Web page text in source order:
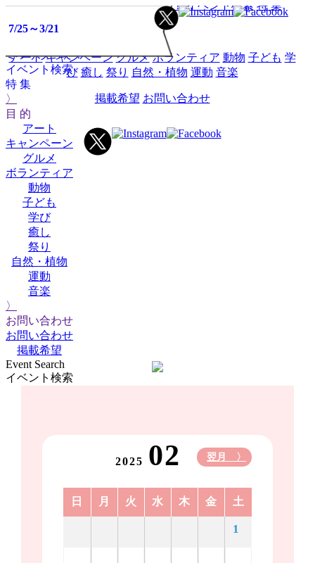
ミツケタって？
イベント検索
特 集
〉
目 的
アート
キャンペーン
グルメ
ボランティア
動物
子ども
学び
癒し
祭り
自然・植物
運動
音楽
〉
お問い合わせ
お問い合わせ
掲載希望
HOME イベントミツケタって？ イベント検索 特 集
目 的
アート キャンペーン グルメ ボランティア 動物 子ども 学
び 癒し 祭り 自然・植物 運動 音楽
掲載希望 お問い合わせ
Event Search
イベント検索
2025 02 翌月 〉
日 月 火 水 木 金 土
1
10/8
7/25～3/21